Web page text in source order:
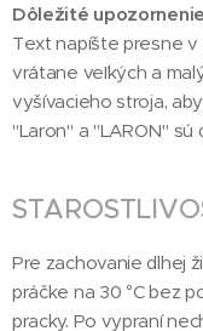
Dôležité
Text napíšte presne
vrátane veľkých a
vyšívacieho stroja,
"Laron" a "LARON"
Pre zachovanie dlhej
práčke na 30 °C bez
pracky. Po vypraní